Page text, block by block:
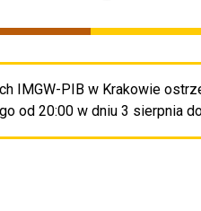
IMGW-PIB w Krakowie
od 20:00 w dniu 3 sierpnia